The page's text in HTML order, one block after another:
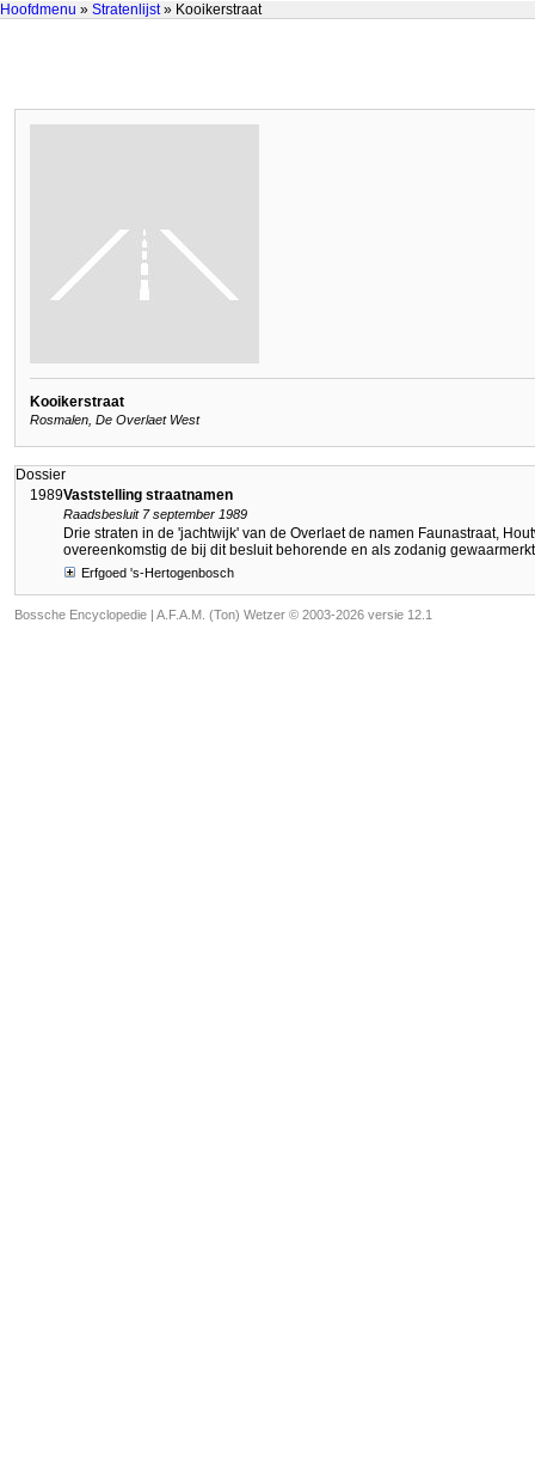
Hoofdmenu » Stratenlijst» Kooikerstraat
Kooikerstraat
Rosmalen, De Overlaet West
Dossier
1989Vaststelling straatnamen
Raadsbesluit 7 september 1989
Drie straten in de 'jachtwijk' van de Overlaet de namen Faunastraat,
overeenkomstig de bij dit besluit behorende en als zodanig
Erfgoed 's-Hertogenbosch
Bossche Encyclopedie | A.F.A.M. (Ton) Wetzer © 2003-2026 versie 12.1